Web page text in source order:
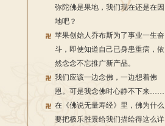
弥陀佛是果地，我们现在还是在因
地吧？
苹果创始人乔布斯为了事业一生奋
斗，即使知道自己已身患重病，依
然念念不忘推广新产品。
我们应该一边念佛，一边想着佛
恩。可是我念佛时心静不下来……
在《佛说无量寿经》里，佛为什么
要把极乐胜景给我们描绘得这么详